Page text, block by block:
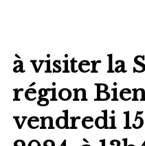
à visiter la
région
vendredi